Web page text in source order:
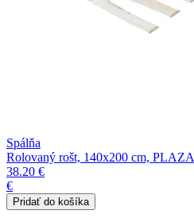
Spálňa
Rolovaný rošt, 140x200 cm, PLAZA
38.20 €
€